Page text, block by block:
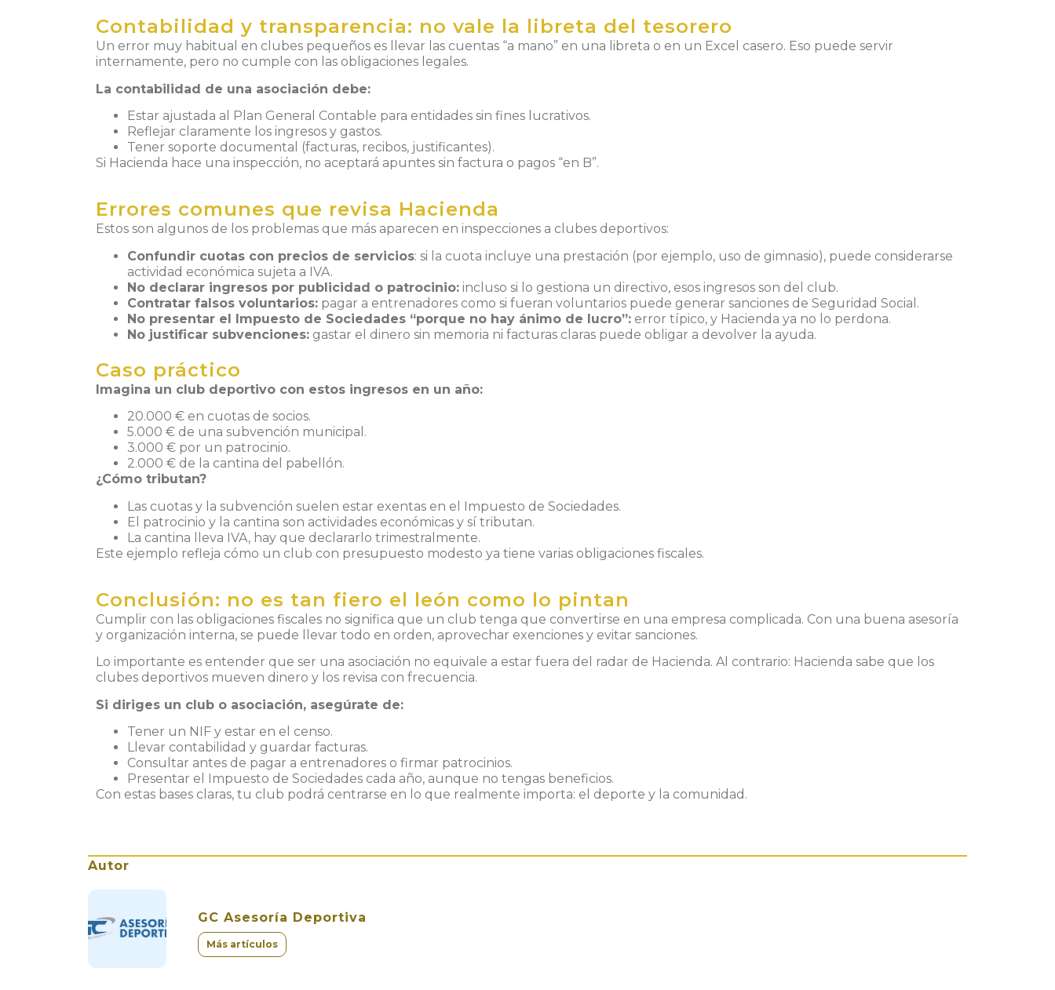
Contabilidad y transparencia: no vale la libreta del tesorero
Un error muy habitual en clubes pequeños es llevar las cuentas “a mano” en una libreta o en un Excel casero. Eso puede servir
internamente, pero no cumple con las obligaciones legales.
La contabilidad de una asociación debe:
Estar ajustada al Plan General Contable para entidades sin fines lucrativos.
Reflejar claramente los ingresos y gastos.
Tener soporte documental (facturas, recibos, justificantes).
Si Hacienda hace una inspección, no aceptará apuntes sin factura o pagos “en B”.
Errores comunes que revisa Hacienda
Estos son algunos de los problemas que más aparecen en inspecciones a clubes deportivos:
Confundir cuotas con precios de servicios: si la cuota incluye una prestación (por ejemplo, uso de gimnasio), puede considerarse
actividad económica sujeta a IVA.
No declarar ingresos por publicidad o patrocinio: incluso si lo gestiona un directivo, esos ingresos son del club.
Contratar falsos voluntarios: pagar a entrenadores como si fueran voluntarios puede generar sanciones de Seguridad Social.
No presentar el Impuesto de Sociedades “porque no hay ánimo de lucro”: error típico, y Hacienda ya no lo perdona.
No justificar subvenciones: gastar el dinero sin memoria ni facturas claras puede obligar a devolver la ayuda.
Caso práctico
Imagina un club deportivo con estos ingresos en un año:
20.000 € en cuotas de socios.
5.000 € de una subvención municipal.
3.000 € por un patrocinio.
2.000 € de la cantina del pabellón.
¿Cómo tributan?
Las cuotas y la subvención suelen estar exentas en el Impuesto de Sociedades.
El patrocinio y la cantina son actividades económicas y sí tributan.
La cantina lleva IVA, hay que declararlo trimestralmente.
Este ejemplo refleja cómo un club con presupuesto modesto ya tiene varias obligaciones fiscales.
Conclusión: no es tan fiero el león como lo pintan
Cumplir con las obligaciones fiscales no significa que un club tenga que convertirse en una empresa complicada. Con una buena asesoría
y organización interna, se puede llevar todo en orden, aprovechar exenciones y evitar sanciones.
Lo importante es entender que ser una asociación no equivale a estar fuera del radar de Hacienda. Al contrario: Hacienda sabe que los
clubes deportivos mueven dinero y los revisa con frecuencia.
Si diriges un club o asociación, asegúrate de:
Tener un NIF y estar en el censo.
Llevar contabilidad y guardar facturas.
Consultar antes de pagar a entrenadores o firmar patrocinios.
Presentar el Impuesto de Sociedades cada año, aunque no tengas beneficios.
Con estas bases claras, tu club podrá centrarse en lo que realmente importa: el deporte y la comunidad .
Autor
GC Asesoría Deportiva
Más artículos